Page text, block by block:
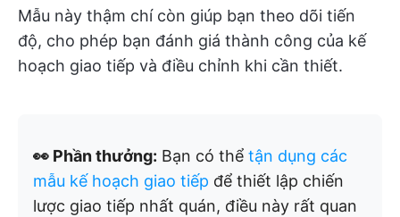
Mẫu này thậm chí còn giúp bạn theo dõi tiến
độ, cho phép bạn đánh giá thành công của kế
hoạch giao tiếp và điều chỉnh khi cần thiết.
👀 Phần thưởng: Bạn có thể tận dụng các
mẫu kế hoạch giao tiếp để thiết lập chiến
lược giao tiếp nhất quán, điều này rất quan